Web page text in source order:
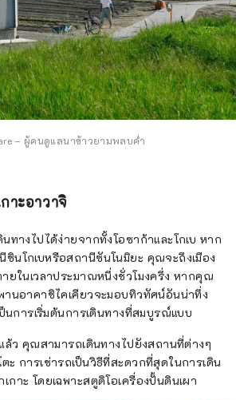
– ผู้คนดูแลนาข้าวยามพลบค่ำ
าะอาวาจิ
ทางไปได้ง่ายจากทั้งโอซาก้าและโกเบ หาก
นโกเบหรือสถานีซันโนมิยะ คุณจะถึงเมือง
ายในเวลาประมาณหนึ่งชั่วโมงครึ่ง หากคุณ
านอาคาชิไคเคียวจะมอบทิวทัศน์อันน่าทึ่ง
ป็นการเริ่มต้นการเดินทางที่สมบูรณ์แบบ
แล้ว คุณสามารถเดินทางไปยังสถานที่ต่างๆ
ะ การเช่ารถเป็นวิธีที่สะดวกที่สุดในการเดิน
กาะ โดยเฉพาะสตูดิโอเครื่องปั้นดินเผา